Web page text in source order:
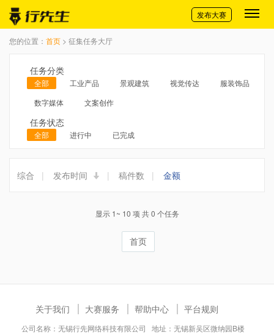
切换导航
发布大赛
您的位置： 首页 > 征集任务大厅
任务分类
全部 工业产品 景观建筑 视觉传达
服装饰品
数字媒体
文案创作
任务状态
全部 进行中 已完成
综合 | 发布时间 | 稿件数 | 金额
显示 1~ 10 项 共 0 个任务
首页
关于我们 大赛服务 帮助中心 平台规则
公司名称：无锡行先网络科技有限公司 地址：无锡新吴区微纳园B楼